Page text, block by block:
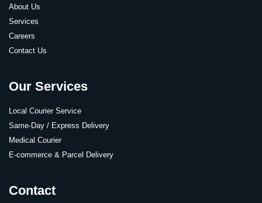
About Us
Services
Careers
Contact Us
Our Services
Local Courier Service
Same-Day / Express Delivery
Medical Courier
E-commerce & Parcel Delivery
Contact